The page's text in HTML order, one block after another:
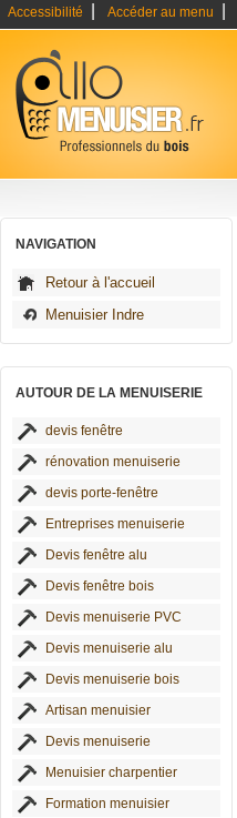
Accessibilité Accéder au menu
NAVIGATION
Retour à l'accueil
Menuisier Indre
AUTOUR DE LA MENUISERIE
devis fenêtre
rénovation menuiserie
devis porte-fenêtre
Entreprises menuiserie
Devis fenêtre alu
Devis fenêtre bois
Devis menuiserie PVC
Devis menuiserie alu
Devis menuiserie bois
Artisan menuisier
Devis menuiserie
Menuisier charpentier
Formation menuisier